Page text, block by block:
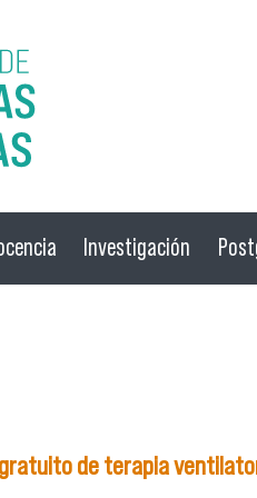
Investigación
gratuito de terapia